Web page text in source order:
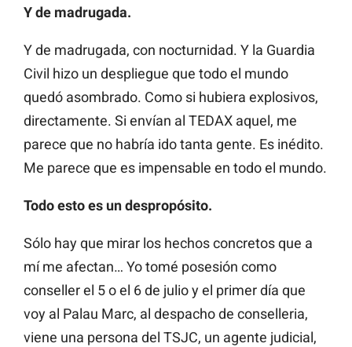
Y de madrugada.
Y de madrugada, con nocturnidad. Y la Guardia
Civil hizo un despliegue que todo el mundo
quedó asombrado. Como si hubiera explosivos,
directamente. Si envían al TEDAX aquel, me
parece que no habría ido tanta gente. Es inédito.
Me parece que es impensable en todo el mundo.
Todo esto es un despropósito.
Sólo hay que mirar los hechos concretos que a
mí me afectan… Yo tomé posesión como
conseller el 5 o el 6 de julio y el primer día que
voy al Palau Marc, al despacho de conselleria,
viene una persona del TSJC, un agente judicial,